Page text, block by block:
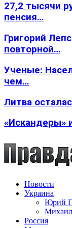
27,2 тысячи
пенсия…
Григорий
повторной…
Ученые:
чем…
Литва
«Искандеры»
Новости
Украина
Юрий
Россия